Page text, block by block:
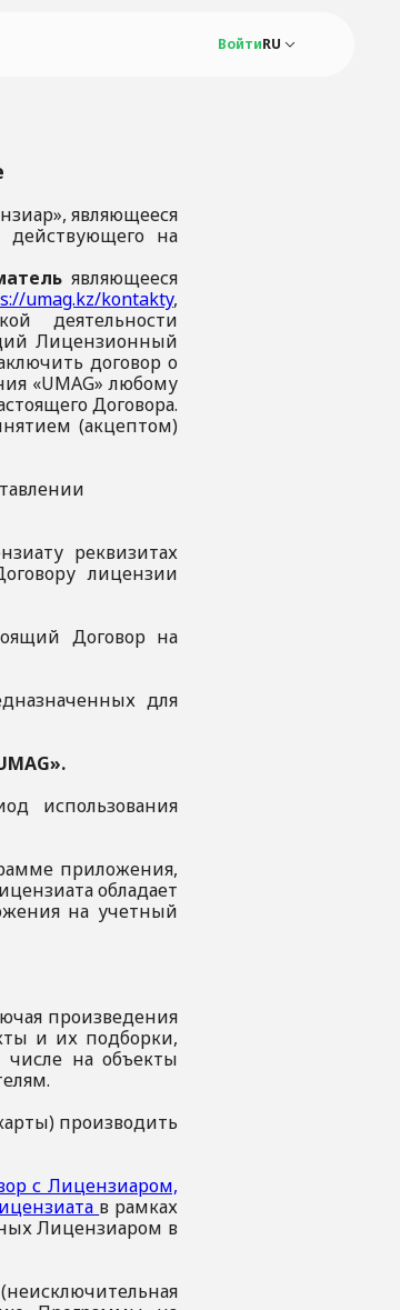
ВойтиRU
являющееся
действующего на
являющееся
umag.kz/kontakty,
деятельности
Лицензионный
договор о
«UMAG» любому
Договора.
(акцептом)
реквизитах
лицензии
Договор на
для
использования
приложения,
обладает
на учетный
произведения
и их подборки,
на объекты
производить
с Лицензиаром,
в рамках
Лицензиаром в